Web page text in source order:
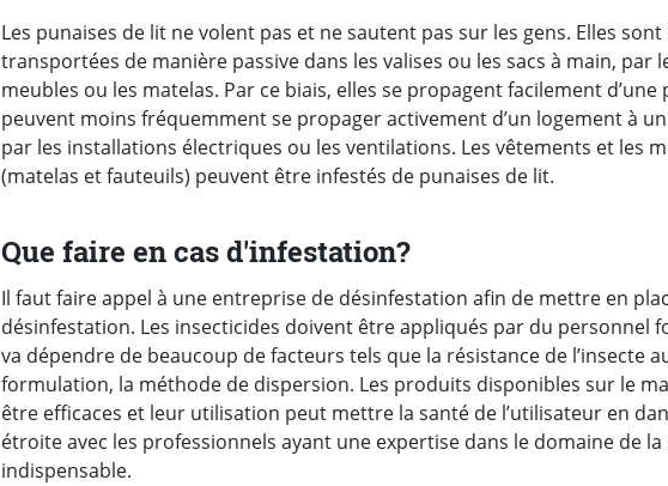
Les punaises de lit ne volent pas et ne sautent pas sur les gens. Elles
transportées de manière passive dans les valises ou les sacs à main, par
meubles ou les matelas. Par ce biais, elles se propagent facilement d’une
peuvent moins fréquemment se propager activement d’un logement à
par les installations électriques ou les ventilations. Les vêtements et les
(matelas et fauteuils) peuvent être infestés de punaises de lit.
Que faire en cas d'infestation?
Il faut faire appel à une entreprise de désinfestation afin de mettre en
désinfestation. Les insecticides doivent être appliqués par du personnel
va dépendre de beaucoup de facteurs tels que la résistance de l’insecte
formulation, la méthode de dispersion. Les produits disponibles sur le
être efficaces et leur utilisation peut mettre la santé de l’utilisateur en
étroite avec les professionnels ayant une expertise dans le domaine de
indispensable.